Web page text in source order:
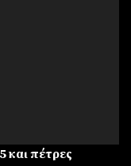
και πέτρες